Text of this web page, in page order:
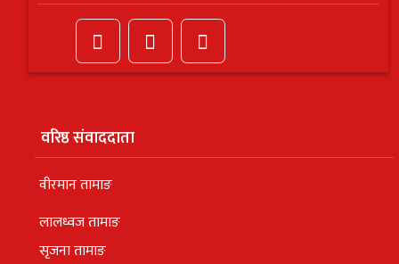
वरिष्ठ संवाददाता
वीरमान तामाङ
लालध्वज तामाङ
सृजना तामाङ